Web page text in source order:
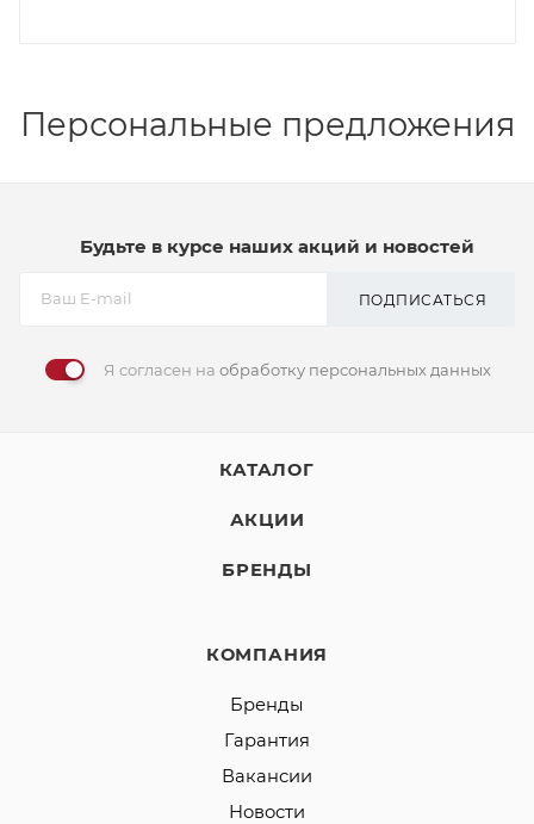
Персональные предложения
Будьте в курсе наших акций и новостей
ПОДПИСАТЬСЯ
Я согласен на обработку персональных данных
КАТАЛОГ
АКЦИИ
БРЕНДЫ
КОМПАНИЯ
Бренды
Гарантия
Вакансии
Новости